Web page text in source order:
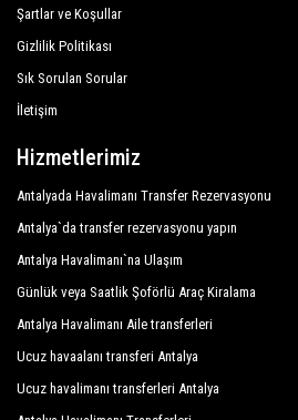
alanda uzun yıllardır edindiği
Antalya şehrinde mükemmel bir
Tüm şoförlerimiz İngilizce
her yıl istihdam uygunluğu için
tutulur. Ulusal mevzuatın,
kamu hizmetini düzenleyen
duyarak, sunduğumuz
rezervasyon yaptıranlardan büyük
organizasyonu ve Finike
Şartlar ve Koşullar
Gizlilik Politikası
Sık Sorulan Sorular
İletişim
Hizmetlerimiz
Antalyada Havalimanı Transfer Rezervasyonu
Antalya`da transfer rezervasyonu yapın
Antalya Havalimanı`na Ulaşım
Günlük veya Saatlik Şoförlü Araç Kiralama
Antalya Havalimanı Aile transferleri
Ucuz havaalanı transferi Antalya
Ucuz havalimanı transferleri Antalya